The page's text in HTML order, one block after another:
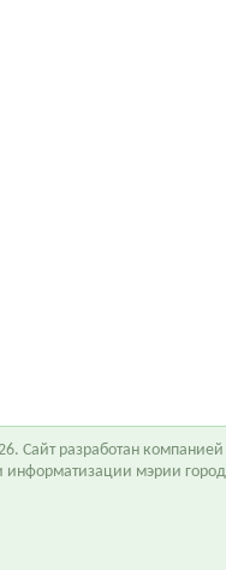
Сайт разработан компанией
информатизации мэрии